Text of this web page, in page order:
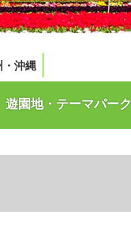
・沖縄
遊園地・テーマパーク